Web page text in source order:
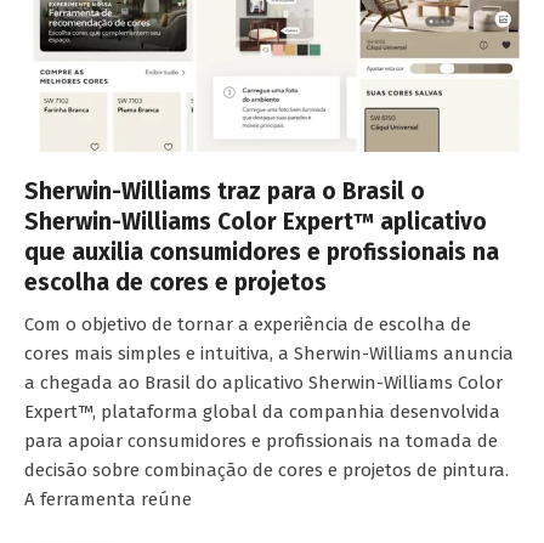
Sherwin-Williams traz para o Brasil o
Sherwin-Williams Color Expert™ aplicativo
que auxilia consumidores e profissionais na
escolha de cores e projetos
Com o objetivo de tornar a experiência de escolha de
cores mais simples e intuitiva, a Sherwin-Williams anuncia
a chegada ao Brasil do aplicativo Sherwin-Williams Color
Expert™, plataforma global da companhia desenvolvida
para apoiar consumidores e profissionais na tomada de
decisão sobre combinação de cores e projetos de pintura.
A ferramenta reúne